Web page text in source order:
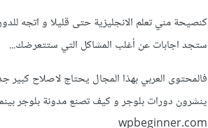
كنصيحة مني تعلم الانجليزية حتى قليلا و اتجه
ستجد اجابات عن أغلب المشاكل التي ستتعرضك...
ينشرون دورات بلوجر و كيف تصنع مدونة بلوجر